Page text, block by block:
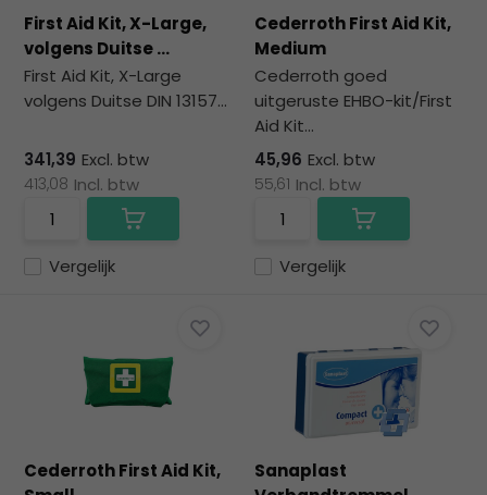
First Aid Kit, X-Large,
volgens Duitse ...
First Aid Kit, X-Large
volgens Duitse DIN 13157...
Vergelijk
341,39 Excl. btw
413,08 Incl. btw
Cederroth First Aid Kit,
Medium
Cederroth goed
uitgeruste EHBO-kit/First
Aid Kit...
Vergelijk
45,96 Excl. btw
55,61 Incl. btw
Cederroth First Aid Kit,
Sanaplast